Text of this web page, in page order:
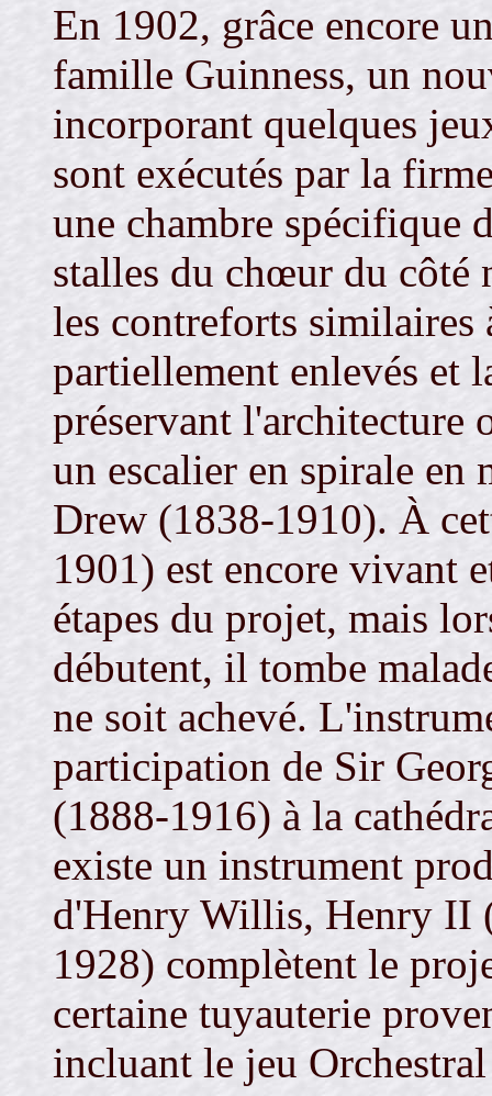
En 1902, grâce encore
famille Guinness, un
incorporant quelques
sont exécutés par la
une chambre spécifique
stalles du chœur du côté
les contreforts similaires
partiellement enlevés et
préservant l'architecture
un escalier en spirale en
Drew (1838-1910). À
1901) est encore vivant
étapes du projet, mais
débutent, il tombe
ne soit achevé.
participation de Sir
(1888-1916) à la
existe un instrument
d'Henry Willis, Henry II
1928) complètent le
certaine tuyauterie
incluant le jeu